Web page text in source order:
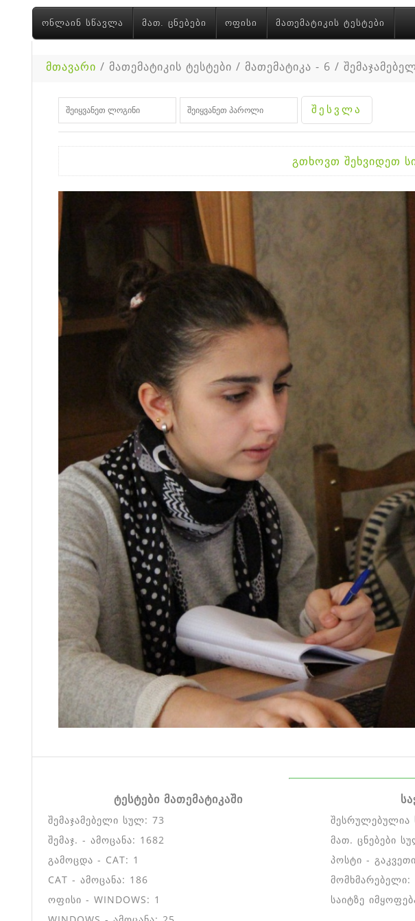
ᲝᲜᲚᲐᲘᲜ ᲡᲬᲐᲕᲚᲐ ᲛᲐᲗ. ᲪᲜᲔᲑᲔᲑᲘ ᲝᲤᲘᲡᲘ ᲛᲐᲗᲔᲛᲐᲢᲘᲙᲘᲡ ᲢᲔᲡᲢᲔᲑᲘ
მთავარი / მათემატიკის ტესტები / მათემატიკა - 6 /
გთხოვთ შეხვიდეთ
ტესტები მათემატიკაში
შემაჯამებელი სულ: 73
შემაჯ. - ამოცანა: 1682
გამოცდა - CAT: 1
CAT - ამოცანა: 186
ოფისი - WINDOWS: 1
შესრულებულია
მათ. ცნებები
პოსტი -
მომხმარებელი:
საიტზე